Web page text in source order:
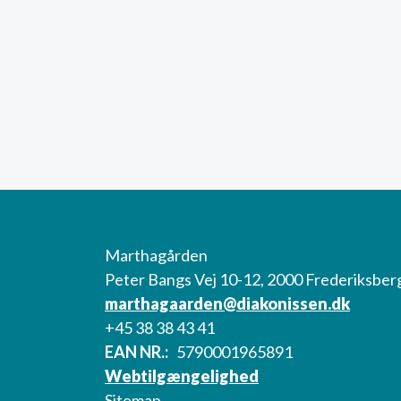
Marthagården
Peter Bangs Vej 10-12, 2000
marthagaarden@diakonissen.dk
+45 38 38 43 41
EAN NR.
5790001965891
Webtilgængelighed